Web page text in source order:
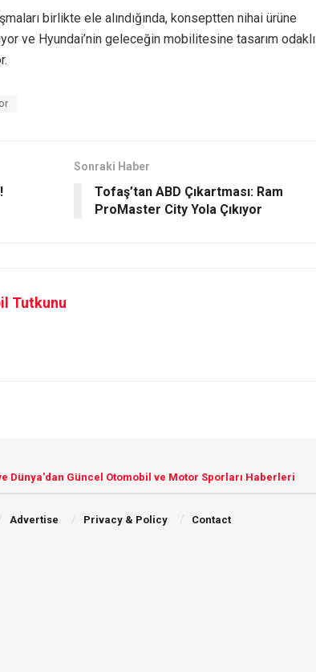
birlikte ele alındığında, konseptten nihai ürüne
ve Hyundai’nin geleceğin mobilitesine tasarım odaklı
Sonraki Haber
Tofaş’tan ABD Çıkartması: Ram
ProMaster City Yola Çıkıyor
Tutkunu
Dünya'dan Güncel Otomobil ve Motor Sporları Haberleri
Advertise Privacy & Policy Contact